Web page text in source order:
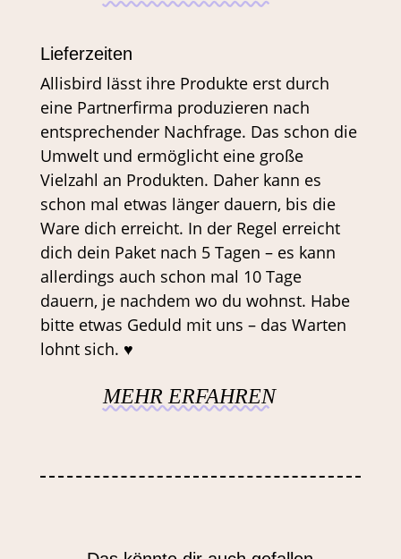
Lieferzeiten
Allisbird lässt ihre Produkte erst durch
eine Partnerfirma produzieren nach
entsprechender Nachfrage. Das schon die
Umwelt und ermöglicht eine große
Vielzahl an Produkten. Daher kann es
schon mal etwas länger dauern, bis die
Ware dich erreicht. In der Regel erreicht
dich dein Paket nach 5 Tagen – es kann
allerdings auch schon mal 10 Tage
dauern, je nachdem wo du wohnst. Habe
bitte etwas Geduld mit uns – das Warten
lohnt sich. ♥
MEHR ERFAHREN